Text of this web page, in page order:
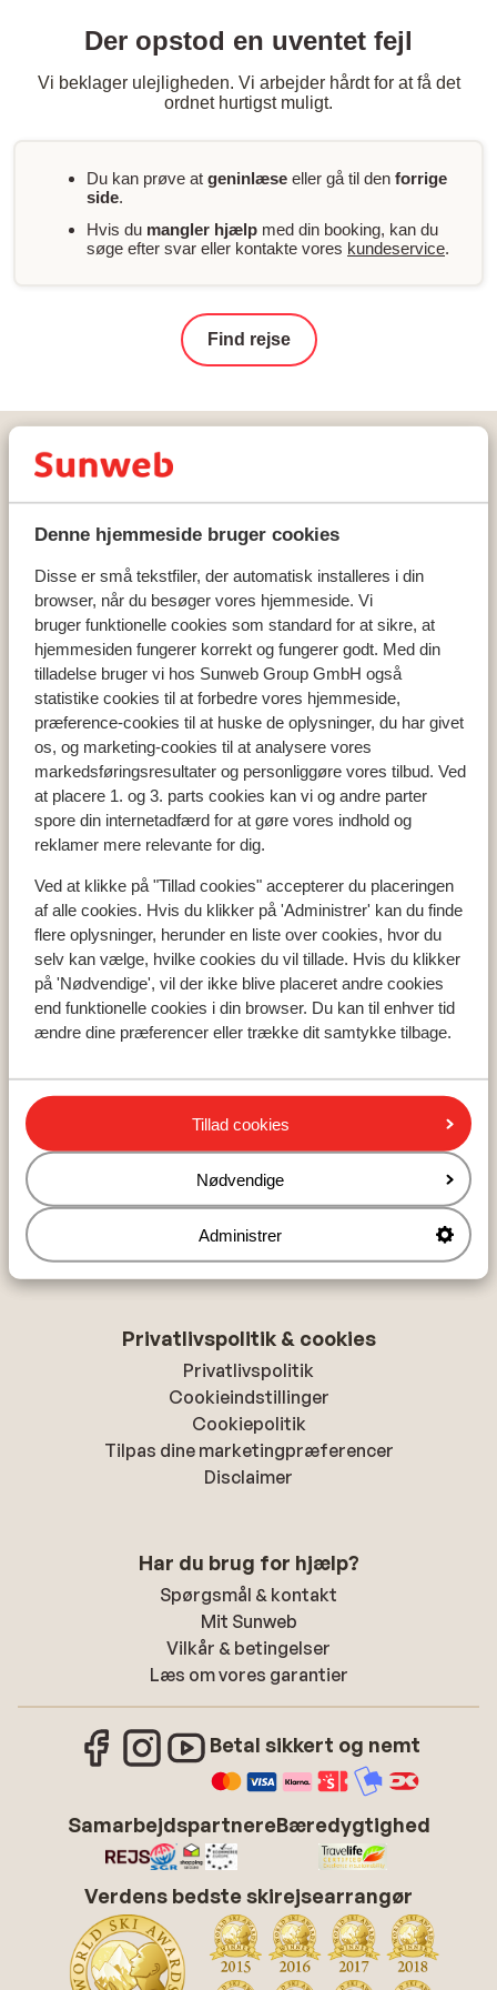
Denne hjemmeside bruger cookies
Disse er små tekstfiler, der automatisk installeres i din
browser, når du besøger vores hjemmeside. Vi
bruger funktionelle cookies som standard for at sikre, at
hjemmesiden fungerer korrekt og fungerer godt. Med din
tilladelse bruger vi hos Sunweb Group GmbH også
statistike cookies til at forbedre vores hjemmeside,
præference-cookies til at huske de oplysninger, du har givet
os, og marketing-cookies til at analysere vores
markedsføringsresultater og personliggøre vores tilbud. Ved
at placere 1. og 3. parts cookies kan vi og andre parter
spore din internetadfærd for at gøre vores indhold og
reklamer mere relevante for dig.
Ved at klikke på "Tillad cookies" accepterer du placeringen
af alle cookies. Hvis du klikker på 'Administrer' kan du finde
flere oplysninger, herunder en liste over cookies, hvor du
selv kan vælge, hvilke cookies du vil tillade. Hvis du klikker
på 'Nødvendige', vil der ikke blive placeret andre cookies
end funktionelle cookies i din browser. Du kan til enhver tid
ændre dine præferencer eller trække dit samtykke tilbage.
Tillad cookies
Nødvendige
Administrer
Der opstod en uventet fejl
Vi beklager ulejligheden. Vi arbejder hårdt for at få det
ordnet hurtigst muligt.
Du kan prøve at geninlæse eller gå til den forrige
side.
Hvis du mangler hjælp med din booking, kan du
søge efter svar eller kontakte vores kundeservice.
Find rejse
Val Thorens
Val Thorens
Populære lande
Ostrig
Frankrig
Italien
Populære regioner
Val Thorens
Zell am See
Mayrhofen
Skiområder
Zillertal
Les Trois Vallees
Ski Amade
Om Sunweb
Om Sunweb
Ansvarlig ferie med Sunweb
Ledige jobs
Presse
Privatlivspolitik & cookies
Privatlivspolitik
Cookieindstillinger
Cookiepolitik
Tilpas dine marketingpræferencer
Disclaimer
Har du brug for hjælp?
Spørgsmål & kontakt
Mit Sunweb
Vilkår & betingelser
Læs om vores garantier
Betal sikkert og nemt
SamarbejdspartnereBæredygtighed
Verdens bedste skirejsearrangør